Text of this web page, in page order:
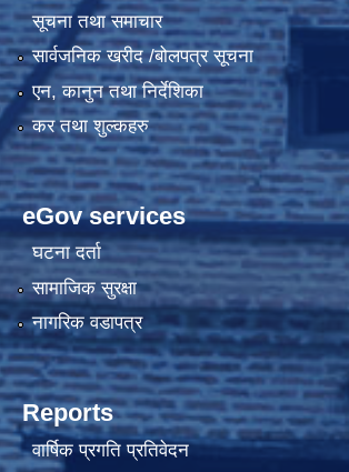
सूचना तथा समाचार
सार्वजनिक खरीद /बोलपत्र सूचना
एन, कानुन तथा निर्देशिका
कर तथा शुल्कहरु
eGov services
घटना दर्ता
सामाजिक सुरक्षा
नागरिक वडापत्र
Reports
वार्षिक प्रगति प्रतिवेदन